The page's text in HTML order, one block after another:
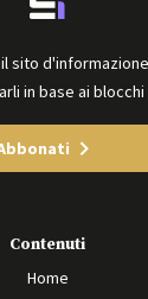
sito
in base ai
Contenuti
Home